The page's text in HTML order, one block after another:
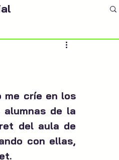
me críe en los
de la
del aula de
con ellas,